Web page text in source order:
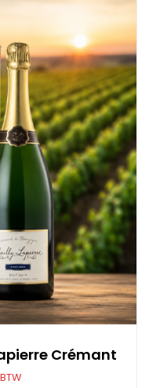
Crémant